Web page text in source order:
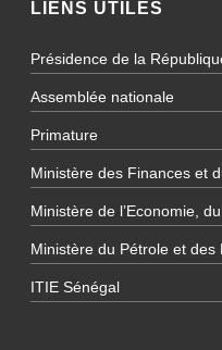
LIENS UTILES
Présidence de la
Assemblée nationale
Primature
Ministère des Finances et
Ministère de l’Economie,
Ministère du Pétrole et des
ITIE Sénégal